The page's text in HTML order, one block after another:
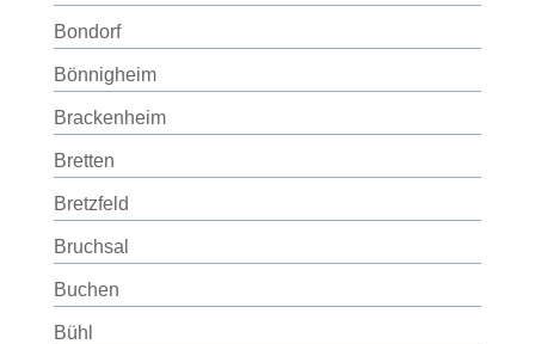
Bondorf
Bönnigheim
Brackenheim
Bretten
Bretzfeld
Bruchsal
Buchen
Bühl